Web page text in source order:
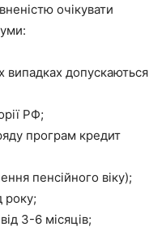
очікувати
допускаються
РФ;
програм кредит
пенсійного віку);
року;
3-6 місяців;